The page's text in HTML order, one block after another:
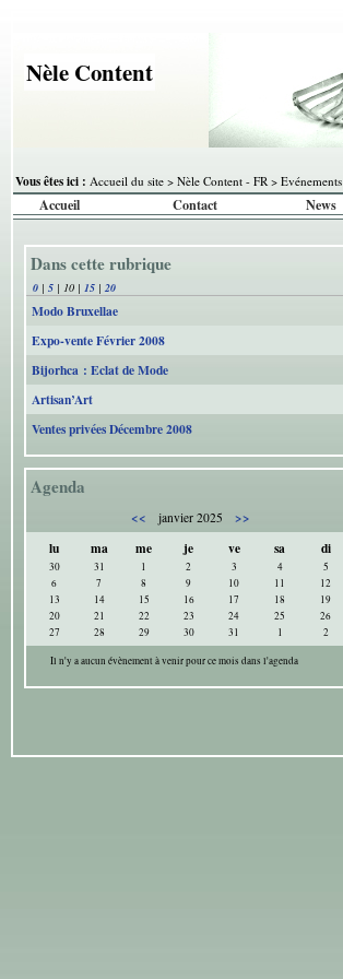
Nèle Content
Vous êtes ici : Accueil du site > Nèle Content - FR > Evénements
Accueil Contact News
Dans cette rubrique
0 | 5 | 10 | 15 | 20
Modo Bruxellae
Expo-vente Février 2008
Bijorhca : Eclat de Mode
Artisan’Art
Ventes privées Décembre 2008
Agenda
<< janvier 2025
>>
lu
ma me je ve sa di
30 31 1 2 3 4
5
6
7 8 9 10 11
12
13
14 15 16 17 18
19
20
21 22 23 24 25
26
27
28 29 30 31 1
2
Il n'y a aucun évènement à venir pour ce mois dans l'agenda